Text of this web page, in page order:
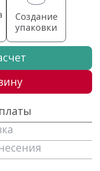
Создание
упаковки